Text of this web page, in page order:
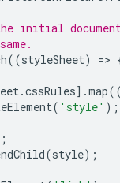
initial
((styleSheet) =>
.cssRules].map
( 'style' );
;
(style);